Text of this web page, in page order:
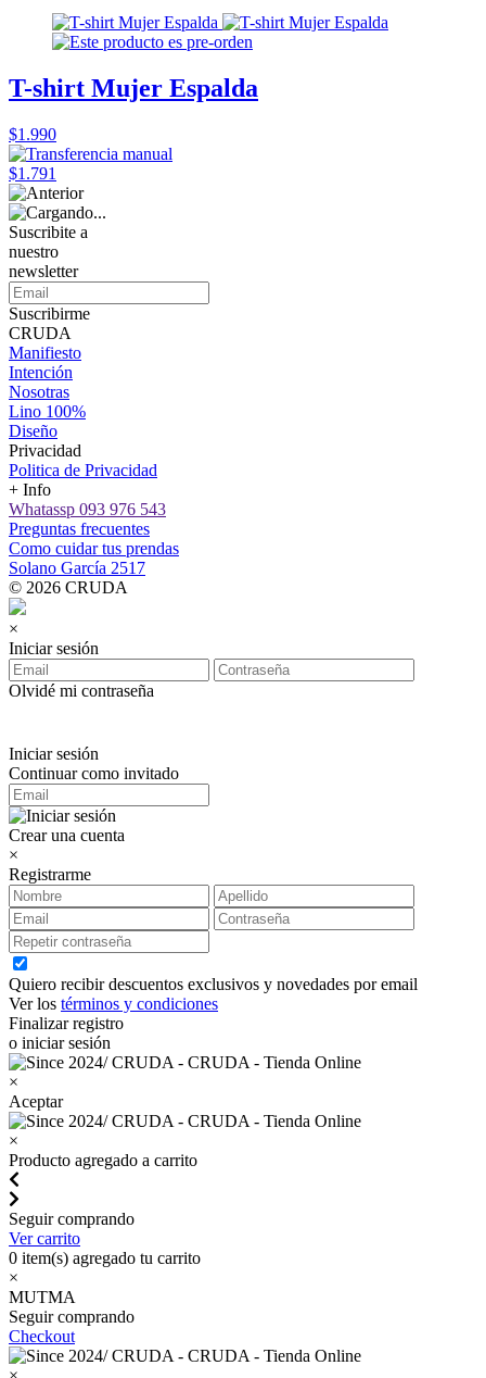
T-shirt Mujer Espalda
$1.990
$1.791
Suscribite a
nuestro
newsletter
Suscribirme
CRUDA
Manifiesto
Intención
Nosotras
Lino 100%
Diseño
Privacidad
Politica de Privacidad
+ Info
Whatassp 093 976 543
Preguntas frecuentes
Como cuidar tus prendas
Solano García 2517
© 2026 CRUDA
×
Iniciar sesión
Olvidé mi contraseña
Iniciar sesión
Continuar como invitado
Crear una cuenta
×
Registrarme
Quiero recibir descuentos exclusivos y novedades por email
Ver los términos y condiciones
Finalizar registro
o iniciar sesión
×
Aceptar
×
Producto agregado a carrito
Seguir comprando
Ver carrito
0 item(s) agregado tu carrito
×
MUTMA
Seguir comprando
Checkout